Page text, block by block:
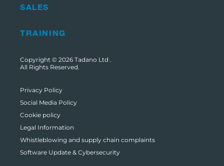
SALES
TRAINING
Copyright © 2026 Tadano Ltd .
All Rights Reserved.
Privacy Policy
Social Media Policy
Cookie policy
Legal Information
Whistleblowing and supply chain complaints
Software Update & Cybersecurity